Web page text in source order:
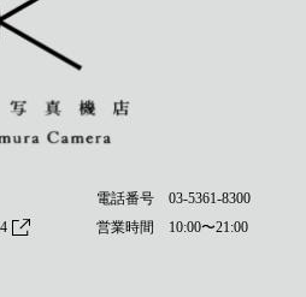
電話番号 03-5361-8300
営業時間 10:00〜21:00